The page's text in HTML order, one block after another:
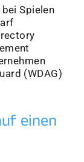
Spielen
(WDAG)
einen